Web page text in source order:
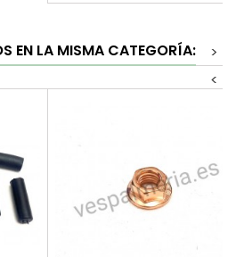
EN LA MISMA CATEGORÍA:
>
<